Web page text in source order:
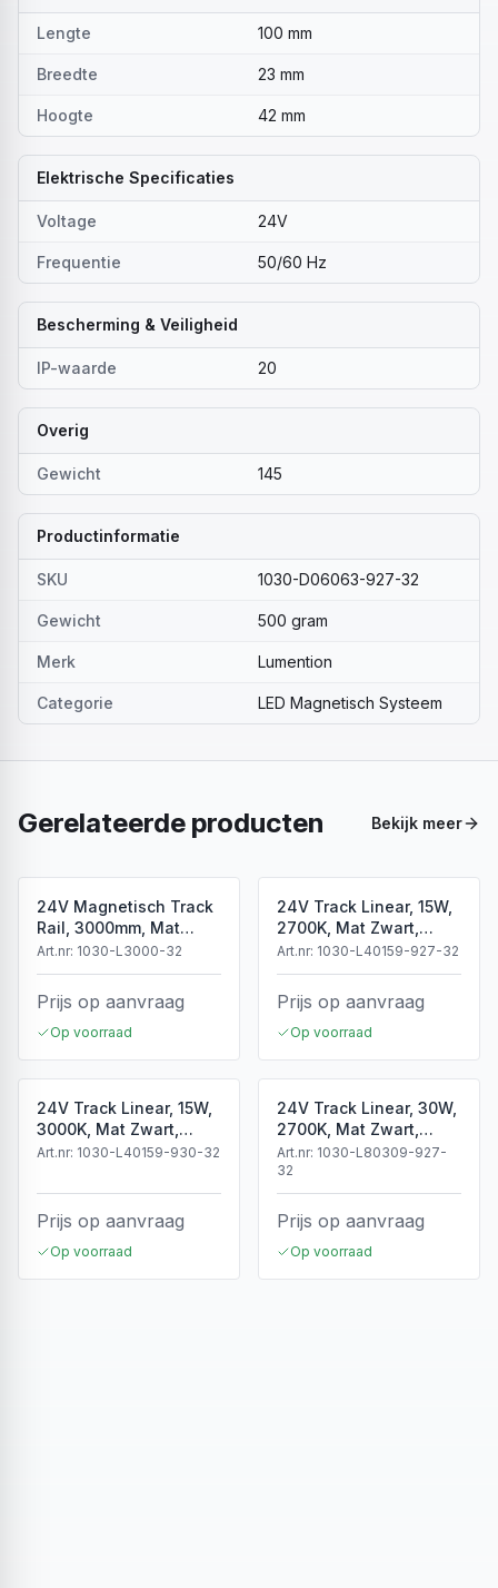
Lengte 100 mm
Breedte 23 mm
Hoogte 42 mm
Elektrische Specificaties
Voltage 24V
Frequentie 50/60 Hz
Bescherming & Veiligheid
IP-waarde 20
Overig
Gewicht 145
Productinformatie
SKU 1030-D06063-927-32
Gewicht 500 gram
Merk Lumention
Categorie LED Magnetisch Systeem
Gerelateerde producten Bekijk meer
24V Magnetisch Track
Rail, 3000mm, Mat
Zwart
Art.nr: 1030-L3000-32
Prijs op aanvraag
Op voorraad
24V Track Linear, 15W,
2700K, Mat Zwart,
Dimbaar
Art.nr: 1030-L40159-927-32
Prijs op aanvraag
Op voorraad
24V Track Linear, 15W,
3000K, Mat Zwart,
Dimbaar
Art.nr: 1030-L40159-930-32
Prijs op aanvraag
Op voorraad
24V Track Linear, 30W,
2700K, Mat Zwart,
Dimbaar
Art.nr: 1030-L80309-927-
32
Prijs op aanvraag
Op voorraad